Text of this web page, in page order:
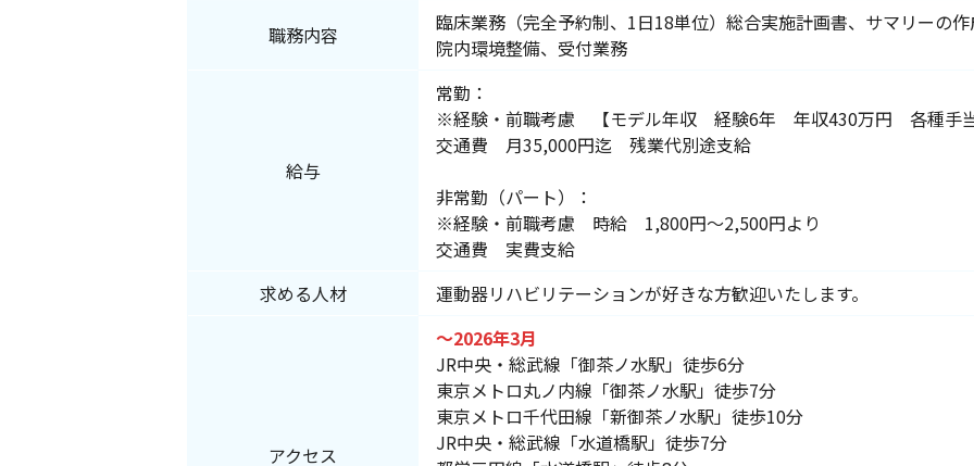
職務内容
臨床業務（完全予約制、1日18単位）総合実施計画書、サマリーの
院内環境整備、受付業務
給与
常勤：
※経験・前職考慮 【モデル年収 経験6年 年収430万円 各種手当
交通費 月35,000円迄 残業代別途支給
非常勤（パート）：
※経験・前職考慮 時給 1,800円～2,500円より
交通費 実費支給
求める人材
運動器リハビリテーションが好きな方歓迎いたします。
アクセス
～2026年3月
JR中央・総武線「御茶ノ水駅」徒歩6分
東京メトロ丸ノ内線「御茶ノ水駅」徒歩7分
東京メトロ千代田線「新御茶ノ水駅」徒歩10分
JR中央・総武線「水道橋駅」徒歩7分